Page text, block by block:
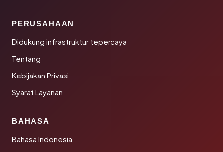
PERUSAHAAN
Didukung infrastruktur tepercaya
Tentang
Kebijakan Privasi
Syarat Layanan
BAHASA
Bahasa Indonesia